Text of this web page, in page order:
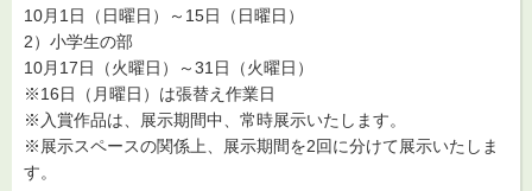
10月1日（日曜日）～15日（日曜日）
2）小学生の部
10月17日（火曜日）～31日（火曜日）
※16日（月曜日）は張替え作業日
※入賞作品は、展示期間中、常時展示いたします。
※展示スペースの関係上、展示期間を2回に分けて展示いたしま
す。